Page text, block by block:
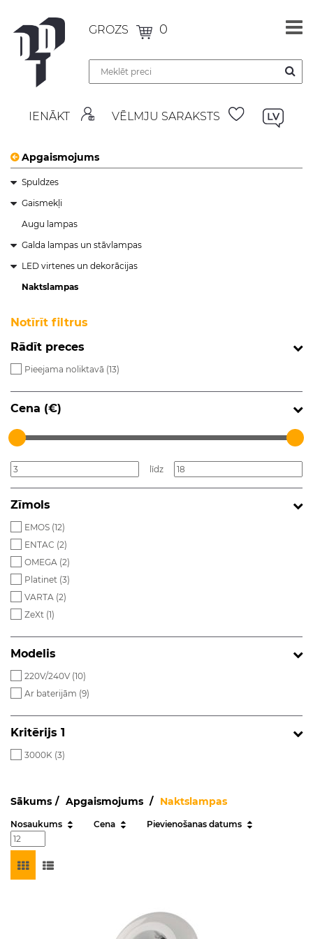
GROZS 0
IENĀKT VĒLMJU SARAKSTS
Apgaismojums
Spuldzes
Gaismekļi
Augu lampas
Galda lampas un stāvlampas
LED virtenes un dekorācijas
Naktslampas
Notīrīt filtrus
Rādīt preces
Pieejama noliktavā (13)
Cena (€)
līdz
Zīmols
EMOS (12)
ENTAC (2)
OMEGA (2)
Platinet (3)
VARTA (2)
ZeXt (1)
Modelis
220V/240V (10)
Ar baterijām (9)
Kritērijs 1
3000K (3)
Sākums Apgaismojums Naktslampas
Nosaukums Cena Pievienošanas datums